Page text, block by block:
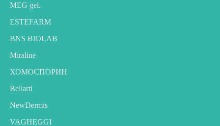
MEG gel.
ESTEFARM
BNS BIOLAB
Miraline
ХОМОСПОРИН
Bellarti
NewDermis
VAGHEGGI